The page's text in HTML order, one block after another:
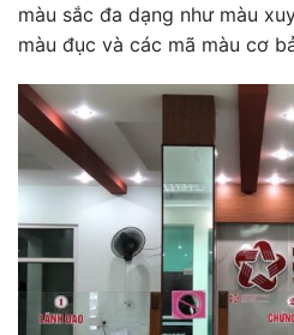
màu sắc đa dạng như màu
màu đục và các mã màu cơ